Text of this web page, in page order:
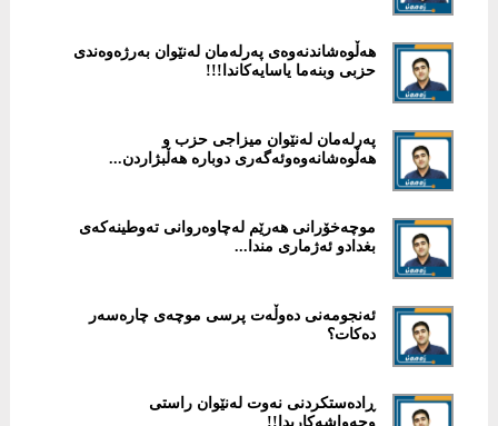
هەڵوەشاندنەوەی پەرلەمان لەنێوان بەرژەوەندی
حزبی وبنەما یاسایەكاندا!!!
پەرلەمان لەنێوان میزاجی حزب و
هەڵوەشانەوەوئەگەری دوبارە هەڵبژاردن...
موچەخۆرانی هەرێم لەچاوەروانی تەوطینەكەی
بغدادو ئەژماری مندا...
ئەنجومەنی دەوڵەت پرسی موچەی چارەسەر
دەکات؟
ڕادەستكردنی نەوت لەنێوان راستی
وچەواشەكاریدا!!